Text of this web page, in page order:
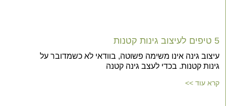
5 טיפים לעיצוב גינות קטנות
עיצוב גינה אינו משימה פשוטה, בוודאי לא כשמדובר על
גינות קטנות. בכדי לעצב גינה קטנה
קרא עוד >>